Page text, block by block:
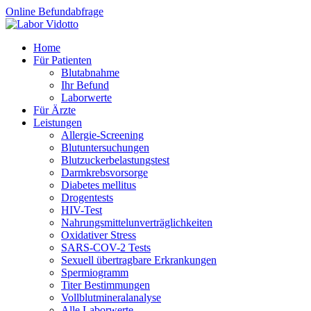
Online Befundabfrage
Home
Für Patienten
Blutabnahme
Ihr Befund
Laborwerte
Für Ärzte
Leistungen
Allergie-Screening
Blutuntersuchungen
Blutzucker­belastungstest
Darmkrebsvorsorge
Diabetes mellitus
Drogentests
HIV-Test
Nahrungsmittel­unverträglichkeiten
Oxidativer Stress
SARS-COV-2 Tests
Sexuell übertragbare Erkrankungen
Spermiogramm
Titer Bestimmungen
Vollblutmineralanalyse